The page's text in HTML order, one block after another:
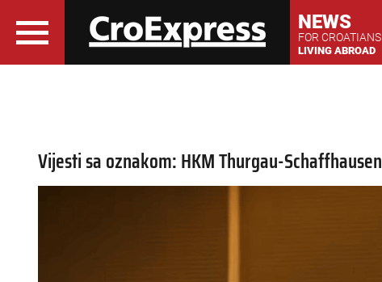
NEWS
FOR CROATIANS
LIVING ABROAD
Vijesti sa oznakom: HKM Thurgau-Schaffhausen